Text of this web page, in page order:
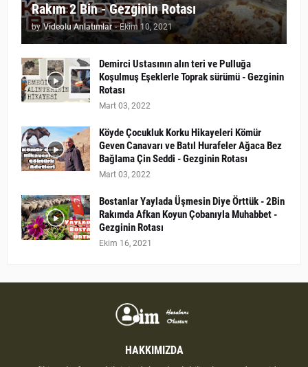
Rakım 2 Bin - Gezginin Rotası
by Videolu Anlatımlar - Ekim 10, 2021
Demirci Ustasının alın teri ve Pulluğa
Koşulmuş Eşeklerle Toprak sürümü - Gezginin
Rotası
Mart 03, 2022
Köyde Çocukluk Korku Hikayeleri Kömür
Geven Canavarı ve Batıl Hurafeler Ağaca Bez
Bağlama Çin Seddi - Gezginin Rotası
Mart 03, 2022
Bostanlar Yaylada Üşmesin Diye Örttük - 2Bin
Rakımda Afkan Koyun Çobanıyla Muhabbet -
Gezginin Rotası
Ekim 16, 2021
HAKKIMIZDA